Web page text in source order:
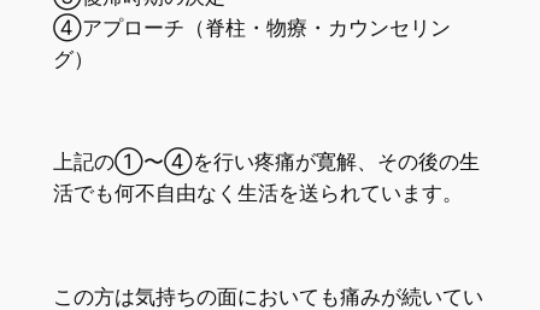
④アプローチ（脊柱・物療・カウンセリン
グ）
上記の①〜④を行い疼痛が寛解、その後の生
活でも何不自由なく生活を送られています。
この方は気持ちの面においても痛みが続いてい